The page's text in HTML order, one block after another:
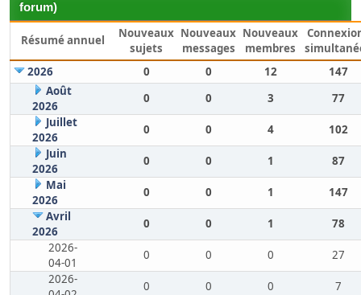
forum)
Résumé annuel
Nouveaux
sujets
Nouveaux
messages
Nouveaux
membres
2026
0 0 12
147
Août
2026
0 0 3
77
Juillet
2026
0 0 4
102
Juin
2026
0 0 1
87
Mai
2026
0 0 1
147
Avril
2026
0 0 1
78
2026-
04-01
0 0 0
27
2026-
0 0 0
7